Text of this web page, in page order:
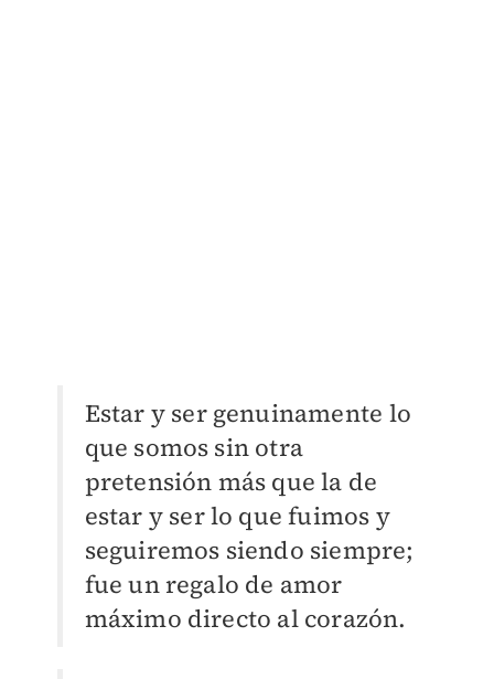
Estar y ser genuinamente lo
que somos sin otra
pretensión más que la de
estar y ser lo que fuimos y
seguiremos siendo siempre;
fue un regalo de amor
máximo directo al corazón.